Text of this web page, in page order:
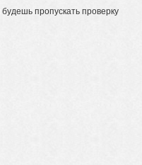
пропускать проверку